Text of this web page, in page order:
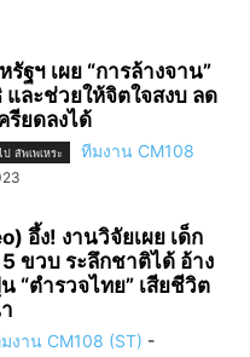
ฐฯ เผย “การล้างจาน”
ละช่วยให้จิตใจสงบ ลด
รียดลงได้
สัพเพเหระ
ทีมงาน CM108
อึ้ง! งานวิจัยเผย เด็ก
ขวบ ระลึกชาติได้ อ้าง
“ตำรวจไทย” เสียชีวิต
งาน CM108 (ST) -